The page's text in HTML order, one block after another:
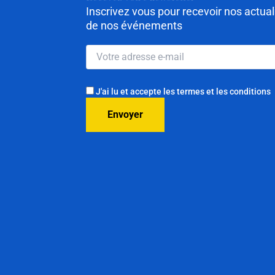
Inscrivez vous pour recevoir nos
de nos événements
J'ai lu et accepte les termes et les conditions